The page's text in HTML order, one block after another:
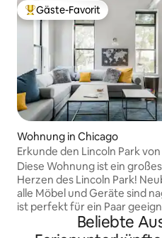
Beliebter Gäste-Favorit.
Gäste-Favorit
Wohnung in Chicago
Erkunde den Lincoln Park
gepflegten Wohnung aus
Diese Wohnung ist ein
Herzen des Lincoln Park! Neubau und
alle Möbel und Geräte sind
ist perfekt für ein Paar
es können auch 3-4
Mädchenausflug oder einer
Beliebte